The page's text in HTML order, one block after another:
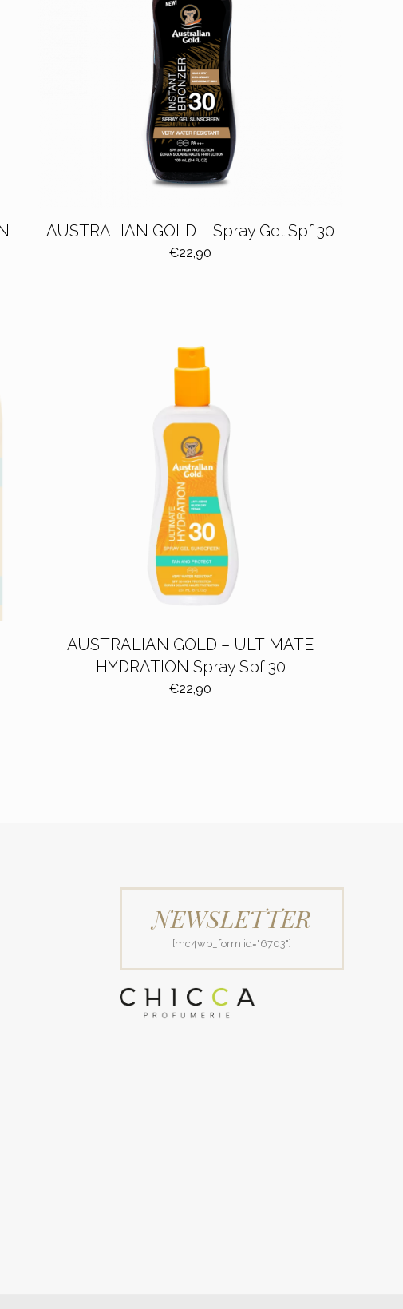
AUSTRALIAN GOLD – Spray Gel Spf 30
€22,90
AUSTRALIAN GOLD – ULTIMATE
HYDRATION Spray Spf 30
€22,90
NEWSLETTER
[mc4wp_form id="6703"]